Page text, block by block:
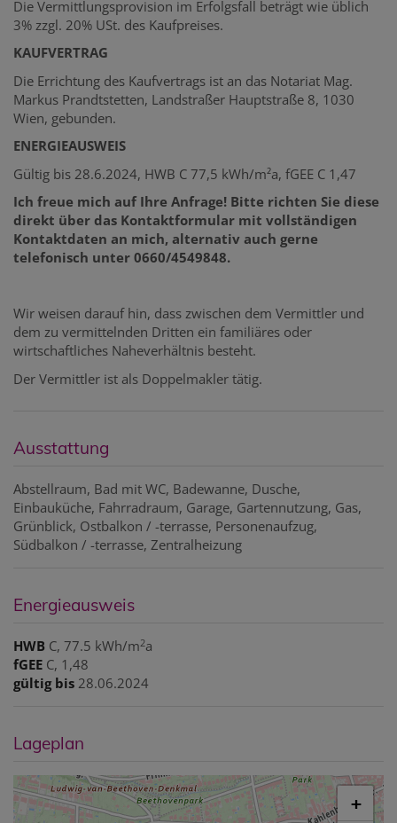
Die Vermittlungsprovision im Erfolgsfall beträgt wie üblich
3% zzgl. 20% USt. des Kaufpreises.
KAUFVERTRAG
Die Errichtung des Kaufvertrags ist an das Notariat Mag.
Markus Prandtstetten, Landstraßer Hauptstraße 8, 1030
Wien, gebunden.
ENERGIEAUSWEIS
Gültig bis 28.6.2024, HWB C 77,5 kWh/m²a, fGEE C 1,47
Ich freue mich auf Ihre Anfrage! Bitte richten Sie diese
direkt über das Kontaktformular mit vollständigen
Kontaktdaten an mich, alternativ auch gerne
telefonisch unter 0660/4549848.
Wir weisen darauf hin, dass zwischen dem Vermittler und
dem zu vermittelnden Dritten ein familiäres oder
wirtschaftliches Naheverhältnis besteht.
Der Vermittler ist als Doppelmakler tätig.
Ausstattung
Abstellraum Bad mit WC Badewanne Dusche
Einbauküche Fahrradraum Garage Gartennutzung Gas
Grünblick Ostbalkon / -terrasse Personenaufzug
Südbalkon / -terrasse Zentralheizung
Energieausweis
HWB C, 77.5 kWh/m2a
fGEE C, 1,48
gültig bis 28.06.2024
Lageplan
+